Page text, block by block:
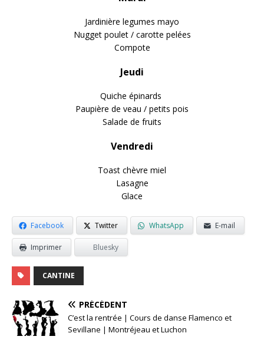
Jardinière legumes mayo
Nugget poulet / carotte pelées
Compote
Jeudi
Quiche épinards
Paupière de veau / petits pois
Salade de fruits
Vendredi
Toast chèvre miel
Lasagne
Glace
Facebook Twitter WhatsApp E-mail
Imprimer Bluesky
CANTINE
PRÉCÉDENT
C’est la rentrée | Cours de danse Flamenco et
Sevillane | Montréjeau et Luchon